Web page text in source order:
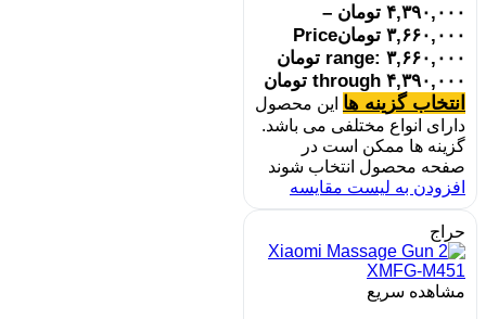
۴,۳۹۰,۰۰۰ تومان –
۳,۶۶۰,۰۰۰ تومانPrice
range: ۳,۶۶۰,۰۰۰ تومان
through ۴,۳۹۰,۰۰۰ تومان
انتخاب گزینه ها این محصول
دارای انواع مختلفی می باشد.
گزینه ها ممکن است در
صفحه محصول انتخاب شوند
افزودن به لیست مقایسه
حراج
مشاهده سریع